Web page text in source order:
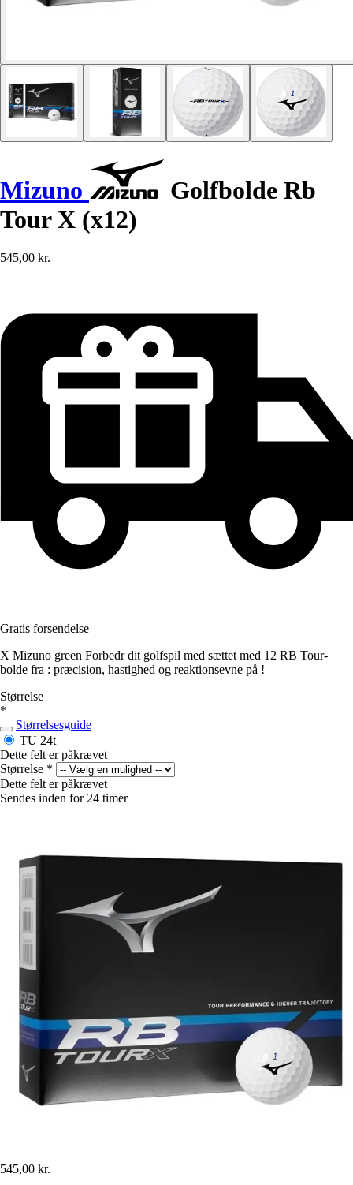
Mizuno
Golfbolde Rb
Tour X (x12)
545,00 kr.
Gratis forsendelse
X Mizuno green Forbedr dit golfspil med sættet med 12 RB Tour-
bolde fra : præcision, hastighed og reaktionsevne på !
Størrelse
*
Størrelsesguide
TU 24t
Dette felt er påkrævet
Størrelse *
Dette felt er påkrævet
Sendes inden for 24 timer
545,00 kr.